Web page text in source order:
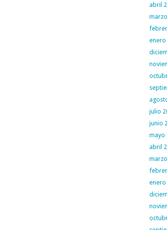
abril
enero
julio
junio
mayo
abril
enero